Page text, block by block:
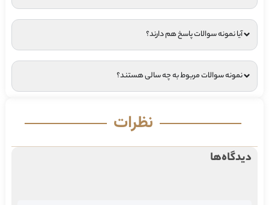
آیا نمونه سوالات پاسخ هم دارند؟
نمونه سوالات مربوط به چه سالی هستند؟
نظرات
دیدگاه‌ها